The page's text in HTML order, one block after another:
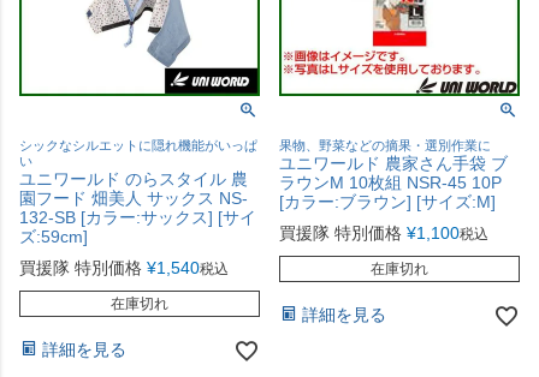
シックなシルエットに隠れ機能がいっぱ
い
ユニワールド のらスタイル 農
園フード 畑美人 サックス NS-
132-SB [カラー:サックス] [サイ
ズ:59cm]
買援隊 特別価格 ¥1,540税込
在庫切れ
詳細を見る
果物、野菜などの摘果・選別作業に
ユニワールド 農家さん手袋 ブ
ラウンM 10枚組 NSR-45 10P
[カラー:ブラウン] [サイズ:M]
買援隊 特別価格 ¥1,100税込
在庫切れ
詳細を見る